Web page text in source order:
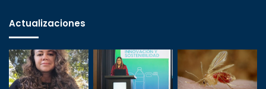
Actualizaciones